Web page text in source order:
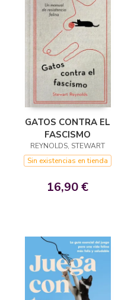
GATOS CONTRA EL
FASCISMO
REYNOLDS, STEWART
Sin existencias en tienda
16,90 €